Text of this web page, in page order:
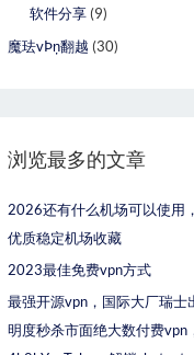
软件分享 (9)
魔珐vÞņ翻越 (30)
浏览最多的文章
2026还有什么机场可以使用
优质稳定机场收藏
2023最佳免费vpn方式
最强开源vpn，国际大厂瑞士
明度秒杀市面绝大数付费vpn